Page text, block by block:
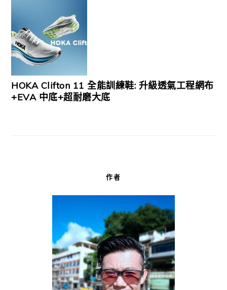
HOKA Clifton 11 全能訓練鞋: 升級透氣工程網布
+EVA 中底+超耐磨大底
作者